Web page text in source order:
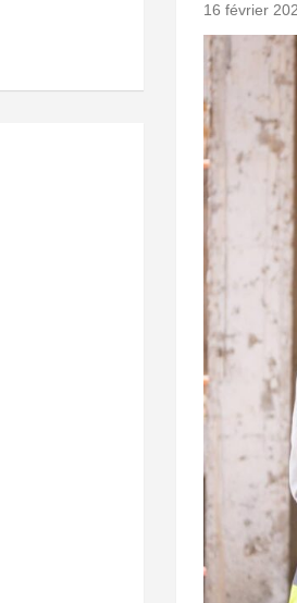
16 février